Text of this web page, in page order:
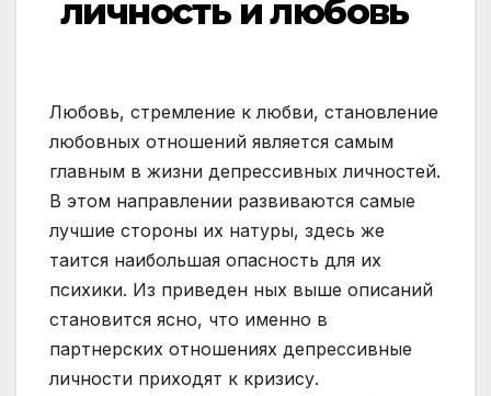
личность и любовь
Любовь, стремление к любви, становление
любовных отношений является самым
главным в жизни депрессивных личностей.
В этом направлении развиваются самые
лучшие стороны их натуры, здесь же
таится наибольшая опасность для их
психики. Из приведен ных выше описаний
становится ясно, что именно в
партнерских отношениях депрессивные
личности приходят к кризису.